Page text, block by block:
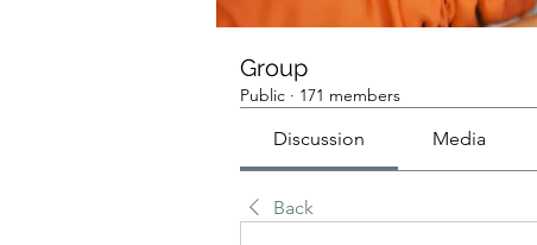
Group
Public · 171 members
Discussion Media
Back